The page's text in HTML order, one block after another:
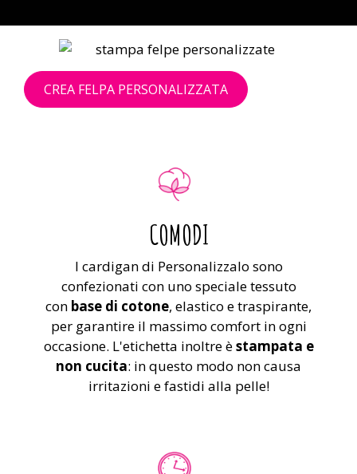
COMODI
I cardigan di Personalizzalo sono
confezionati con uno speciale tessuto
con base di cotone, elastico e traspirante,
per garantire il massimo comfort in ogni
occasione. L'etichetta inoltre èstampata e
non cucita: in questo modo non causa
irritazioni e fastidi alla pelle!
CREA FELPA PERSONALIZZATA